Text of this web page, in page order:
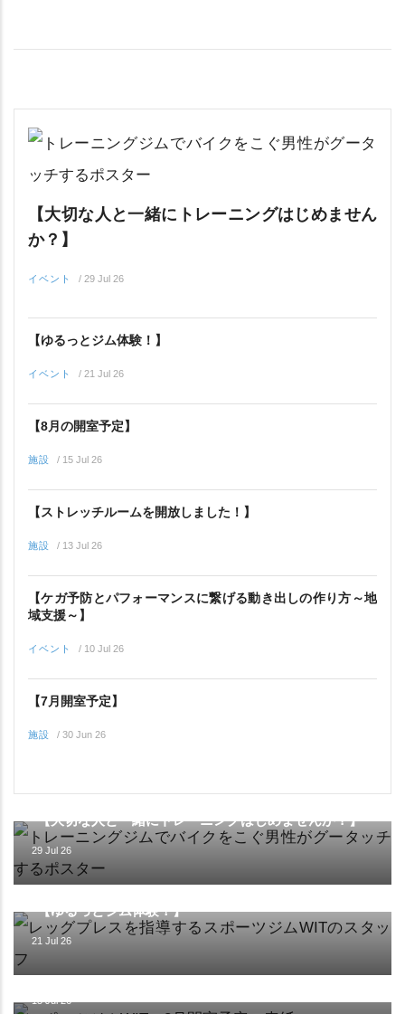
【大切な人と一緒にトレーニングはじめません
か？】
イベント / 29 Jul 26
【ゆるっとジム体験！】
イベント / 21 Jul 26
【8月の開室予定】
施設 / 15 Jul 26
【ストレッチルームを開放しました！】
施設 / 13 Jul 26
【ケガ予防とパフォーマンスに繋げる動き出しの作り方～地
域支援～】
イベント / 10 Jul 26
【7月開室予定】
施設 / 30 Jun 26
イベント
【大切な人と一緒にトレーニングはじめませんか？】
29 Jul 26
イベント
【ゆるっとジム体験！】
21 Jul 26
施設
15 Jul 26